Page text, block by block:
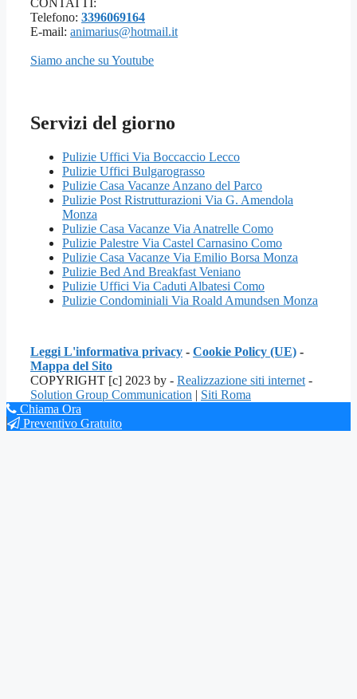
CONTATTI:
Telefono: 3396069164
E-mail: animarius@hotmail.it
Siamo anche su Youtube
Servizi del giorno
Pulizie Uffici Via Boccaccio Lecco
Pulizie Uffici Bulgarograsso
Pulizie Casa Vacanze Anzano del Parco
Pulizie Post Ristrutturazioni Via G. Amendola
Monza
Pulizie Casa Vacanze Via Anatrelle Como
Pulizie Palestre Via Castel Carnasino Como
Pulizie Casa Vacanze Via Emilio Borsa Monza
Pulizie Bed And Breakfast Veniano
Pulizie Uffici Via Caduti Albatesi Como
Pulizie Condominiali Via Roald Amundsen Monza
Leggi L'informativa privacy - Cookie Policy (UE) -
Mappa del Sito
COPYRIGHT [c] 2023 by - Realizzazione siti internet -
Solution Group Communication | Siti Roma
Chiama Ora
Preventivo Gratuito